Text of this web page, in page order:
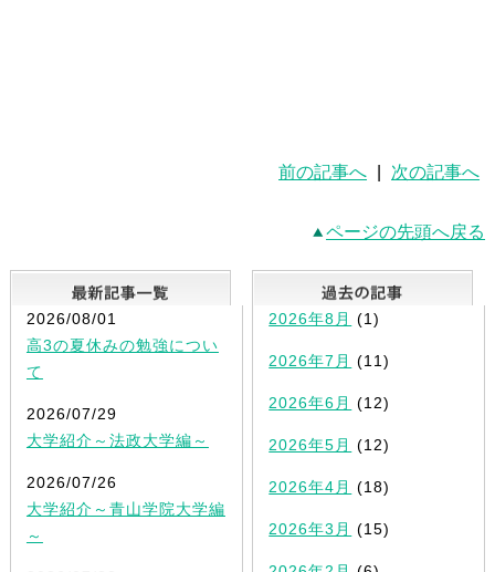
前の記事へ 次の記事へ
ページの先頭へ戻る
最新記事一覧
2026/08/01
高3の夏休みの勉強につい
て
2026/07/29
大学紹介～法政大学編～
2026/07/26
大学紹介～青山学院大学編
～
2026年8月 (1)
2026年7月 (11)
2026年6月 (12)
2026年5月 (12)
2026年4月 (18)
2026年3月 (15)